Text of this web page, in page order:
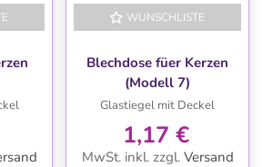
WUNSCHLISTE
Blechdose füer Kerzen
(Modell 7)
Glastiegel mit Deckel
1,17 €
MwSt. inkl. zzgl. Versand